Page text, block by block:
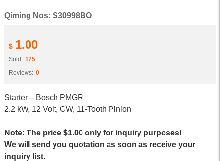
Qiming Nos: S30998BO
$ 1.00
Sold: 175
Reviews: 0
Starter – Bosch PMGR
2.2 kW, 12 Volt, CW, 11-Tooth Pinion
Note: The price $1.00 only for inquiry purposes!
We will send you quotation as soon as receive your
inquiry list.